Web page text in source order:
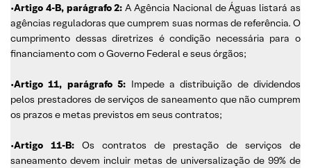
•Artigo 4-B, parágrafo 2:A Agência Nacional de Águas listará as
agências reguladoras que cumprem suas normas de referência. O
cumprimento dessas diretrizes é condição necessária para o
financiamento com o Governo Federal e seus órgãos;
•Artigo 11, parágrafo 5: Impede a distribuição de dividendos
pelos prestadores de serviços de saneamento que não cumprem
os prazos e metas previstos em seus contratos;
•Artigo 11-B: Os contratos de prestação de serviços de
saneamento devem incluir metas de universalização de 99% de